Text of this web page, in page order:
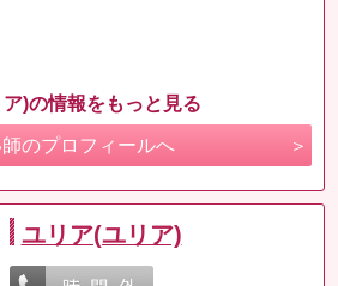
)の情報をもっと見る
のプロフィールへ
ユリア(ユリア)